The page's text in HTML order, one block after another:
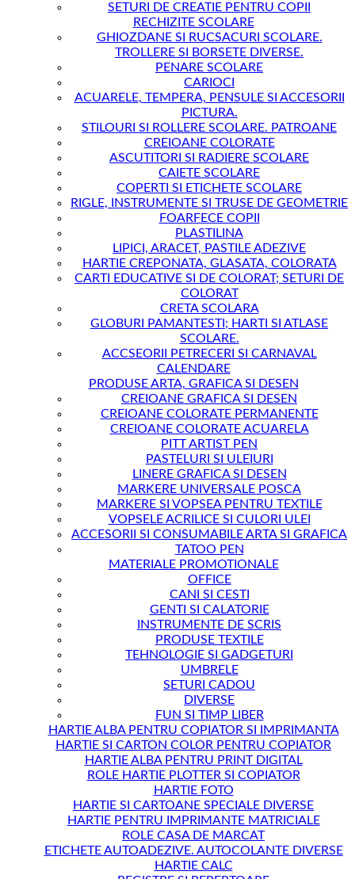
SETURI DE CREATIE PENTRU COPII
RECHIZITE SCOLARE
GHIOZDANE SI RUCSACURI SCOLARE.
TROLLERE SI BORSETE DIVERSE.
PENARE SCOLARE
CARIOCI
ACUARELE, TEMPERA, PENSULE SI ACCESORII
PICTURA.
STILOURI SI ROLLERE SCOLARE. PATROANE
CREIOANE COLORATE
ASCUTITORI SI RADIERE SCOLARE
CAIETE SCOLARE
COPERTI SI ETICHETE SCOLARE
RIGLE, INSTRUMENTE SI TRUSE DE GEOMETRIE
FOARFECE COPII
PLASTILINA
LIPICI, ARACET, PASTILE ADEZIVE
HARTIE CREPONATA, GLASATA, COLORATA
CARTI EDUCATIVE SI DE COLORAT; SETURI DE
COLORAT
CRETA SCOLARA
GLOBURI PAMANTESTI; HARTI SI ATLASE
SCOLARE.
ACCSEORII PETRECERI SI CARNAVAL
CALENDARE
PRODUSE ARTA, GRAFICA SI DESEN
CREIOANE GRAFICA SI DESEN
CREIOANE COLORATE PERMANENTE
CREIOANE COLORATE ACUARELA
PITT ARTIST PEN
PASTELURI SI ULEIURI
LINERE GRAFICA SI DESEN
MARKERE UNIVERSALE POSCA
MARKERE SI VOPSEA PENTRU TEXTILE
VOPSELE ACRILICE SI CULORI ULEI
ACCESORII SI CONSUMABILE ARTA SI GRAFICA
TATOO PEN
MATERIALE PROMOTIONALE
OFFICE
CANI SI CESTI
GENTI SI CALATORIE
INSTRUMENTE DE SCRIS
PRODUSE TEXTILE
TEHNOLOGIE SI GADGETURI
UMBRELE
SETURI CADOU
DIVERSE
FUN SI TIMP LIBER
HARTIE ALBA PENTRU COPIATOR SI IMPRIMANTA
HARTIE SI CARTON COLOR PENTRU COPIATOR
HARTIE ALBA PENTRU PRINT DIGITAL
ROLE HARTIE PLOTTER SI COPIATOR
HARTIE FOTO
HARTIE SI CARTOANE SPECIALE DIVERSE
HARTIE PENTRU IMPRIMANTE MATRICIALE
ROLE CASA DE MARCAT
ETICHETE AUTOADEZIVE. AUTOCOLANTE DIVERSE
HARTIE CALC